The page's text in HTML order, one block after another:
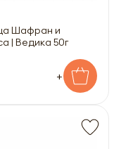
Шафран и
| Ведика 50г
+